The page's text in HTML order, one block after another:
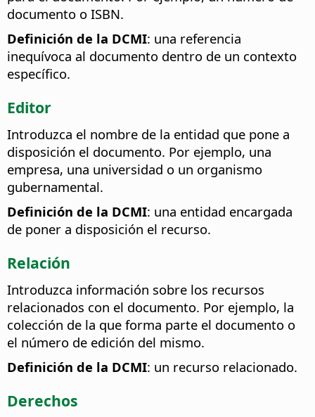
documento o ISBN.
Definición de la DCMI: una referencia
inequívoca al documento dentro de un contexto
específico.
Editor
Introduzca el nombre de la entidad que pone a
disposición el documento. Por ejemplo, una
empresa, una universidad o un organismo
gubernamental.
Definición de la DCMI: una entidad encargada
de poner a disposición el recurso.
Relación
Introduzca información sobre los recursos
relacionados con el documento. Por ejemplo, la
colección de la que forma parte el documento o
el número de edición del mismo.
Definición de la DCMI: un recurso relacionado.
Derechos